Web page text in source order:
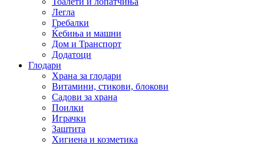
Легла
Гребалки
Ќебиња и машни
Дом и Транспорт
Додатоци
Глодари
Храна за глодари
Витамини, стикови, блокови
Садови за храна
Поилки
Играчки
Заштита
Хигиена и козметика